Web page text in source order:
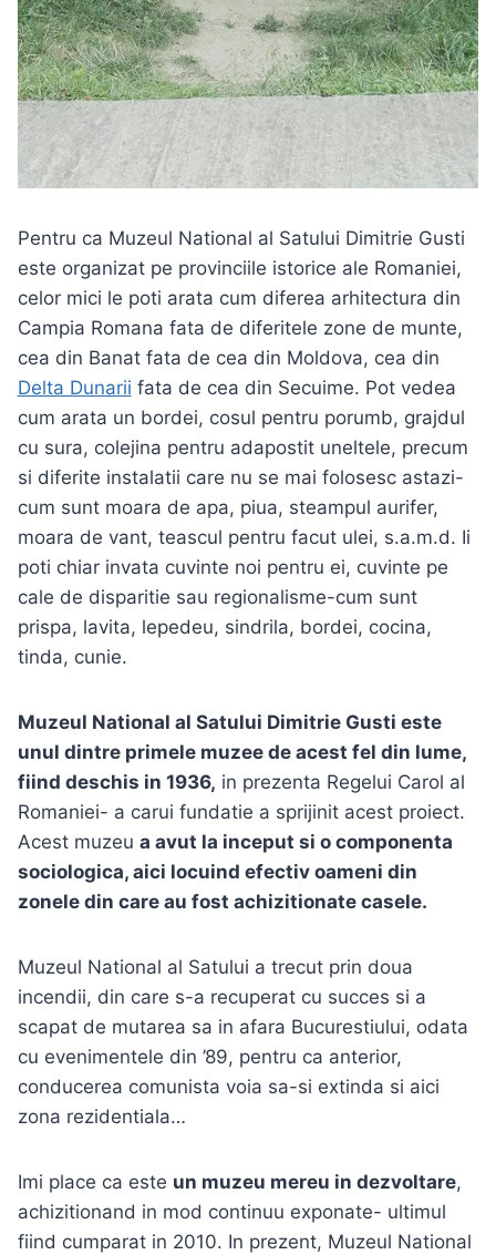
Pentru ca Muzeul National al Satului Dimitrie Gusti
este organizat pe provinciile istorice ale Romaniei,
celor mici le poti arata cum diferea arhitectura din
Campia Romana fata de diferitele zone de munte,
cea din Banat fata de cea din Moldova, cea din
Delta Dunarii fata de cea din Secuime. Pot vedea
cum arata un bordei, cosul pentru porumb, grajdul
cu sura, colejina pentru adapostit uneltele, precum
si diferite instalatii care nu se mai folosesc astazi-
cum sunt moara de apa, piua, steampul aurifer,
moara de vant, teascul pentru facut ulei, s.a.m.d. Ii
poti chiar invata cuvinte noi pentru ei, cuvinte pe
cale de disparitie sau regionalisme-cum sunt
prispa, lavita, lepedeu, sindrila, bordei, cocina,
tinda, cunie.
Muzeul National al Satului Dimitrie Gusti este
unul dintre primele muzee de acest fel din lume,
fiind deschis in 1936, in prezenta Regelui Carol al
Romaniei- a carui fundatie a sprijinit acest proiect.
Acest muzeu a avut la inceput si o componenta
sociologica, aici locuind efectiv oameni din
zonele din care au fost achizitionate casele.
Muzeul National al Satului a trecut prin doua
incendii, din care s-a recuperat cu succes si a
scapat de mutarea sa in afara Bucurestiului, odata
cu evenimentele din ’89, pentru ca anterior,
conducerea comunista voia sa-si extinda si aici
zona rezidentiala…
Imi place ca este un muzeu mereu in dezvoltare,
achizitionand in mod continuu exponate- ultimul
fiind cumparat in 2010. In prezent, Muzeul National